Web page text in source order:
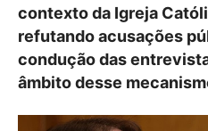
contexto da Igreja
refutando acusações
condução das
âmbito desse